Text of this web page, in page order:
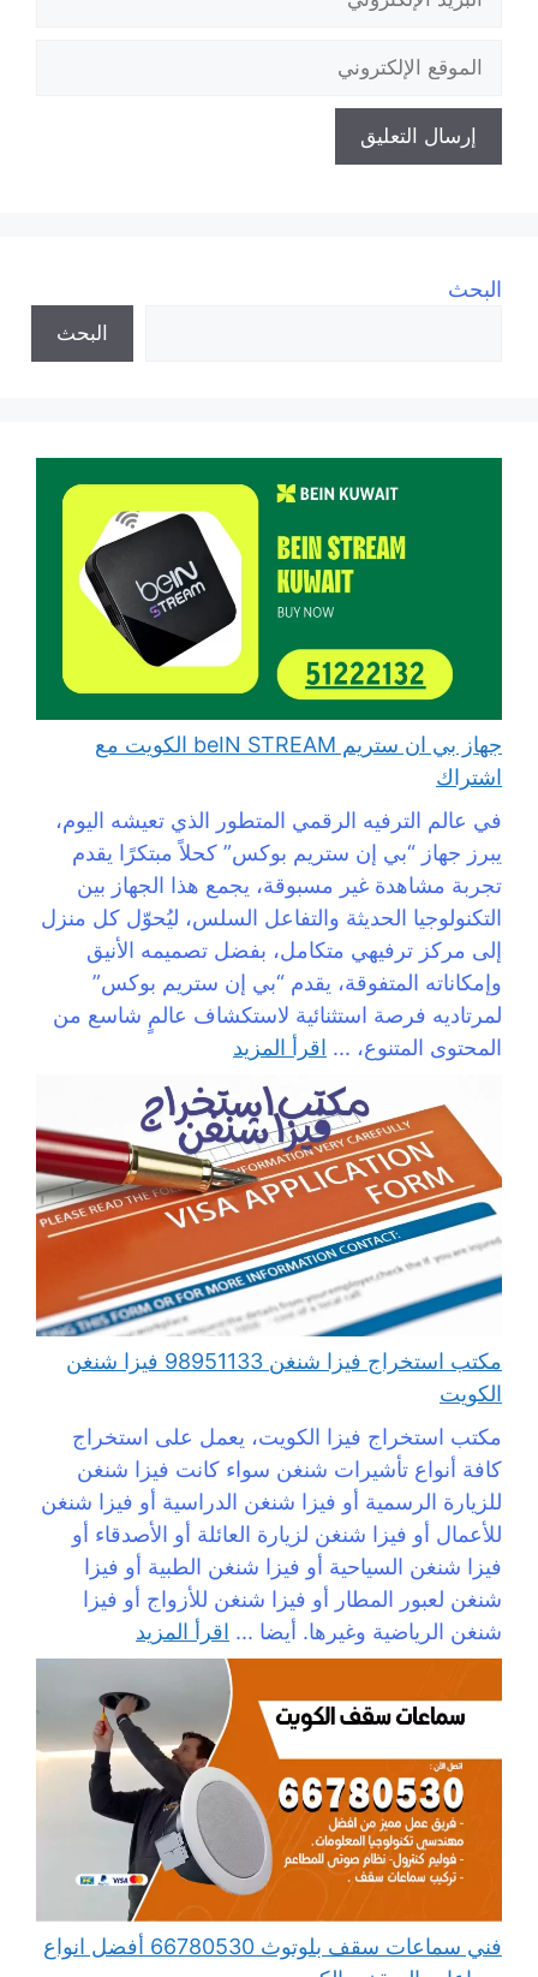
الإلكتروني
الموقع
الإلكتروني
البحث
البحث
جهاز بي ان ستريم beIN STREAM الكويت مع
اشتراك
في عالم الترفيه الرقمي المتطور الذي تعيشه اليوم،
يبرز جهاز “بي إن ستريم بوكس” كحلاً مبتكرًا يقدم
تجربة مشاهدة غير مسبوقة، يجمع هذا الجهاز بين
التكنولوجيا الحديثة والتفاعل السلس، ليُحوّل كل منزل
إلى مركز ترفيهي متكامل، بفضل تصميمه الأنيق
وإمكاناته المتفوقة، يقدم “بي إن ستريم بوكس”
لمرتاديه فرصة استثنائية لاستكشاف عالمٍ شاسع من
المحتوى المتنوع، ... اقرأ المزيد
مكتب استخراج فيزا شنغن 98951133 فيزا شنغن
الكويت
مكتب استخراج فيزا الكويت، يعمل على استخراج
كافة أنواع تأشيرات شنغن سواء كانت فيزا شنغن
للزيارة الرسمية أو فيزا شنغن الدراسية أو فيزا شنغن
للأعمال أو فيزا شنغن لزيارة العائلة أو الأصدقاء أو
فيزا شنغن السياحية أو فيزا شنغن الطبية أو فيزا
شنغن لعبور المطار أو فيزا شنغن للأزواج أو فيزا
شنغن الرياضية وغيرها. أيضا ... اقرأ المزيد
فني سماعات سقف بلوتوث 66780530 أفضل انواع